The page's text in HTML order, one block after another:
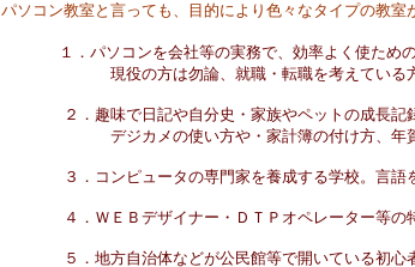
パソコン教室と言っても、目的により色々なタイプの教室
１．パソコンを会社等の実務で、効率よく使ため
現役の方は勿論、就職・転職を考えている方は
２．趣味で日記や自分史・家族やペットの成長記録
デジカメの使い方や・家計簿の付け方、年賀状
３．コンピュータの専門家を養成する学校。言語を
４．ＷＥＢデザイナー・ＤＴＰオペレーター等の特
５．地方自治体などが公民館等で開いている初心者